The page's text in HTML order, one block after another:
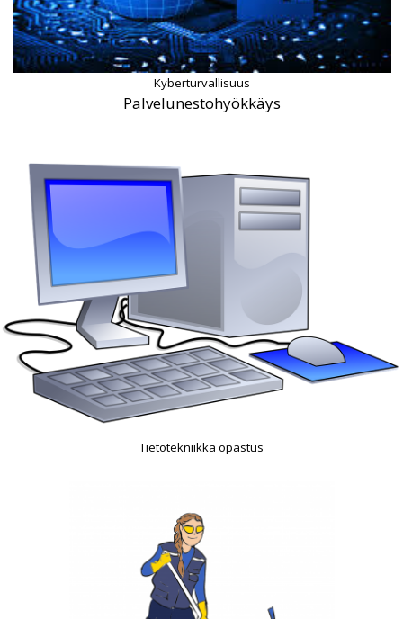
Kyberturvallisuus
Palvelunestohyökkäys
Tietotekniikka opastus